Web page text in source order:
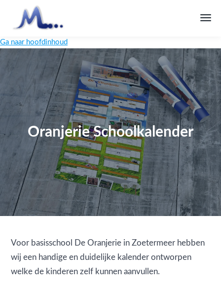
Ga naar hoofdinhoud
Oranjerie Schoolkalender
Voor basisschool De Oranjerie in Zoetermeer hebben
wij een handige en duidelijke kalender ontworpen
welke de kinderen zelf kunnen aanvullen.